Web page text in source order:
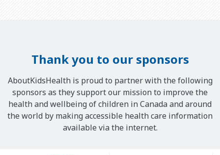
Thank you to our sponsors
AboutKidsHealth is proud to partner with the following
sponsors as they support our mission to improve the
health and wellbeing of children in Canada and around
the world by making accessible health care information
available via the internet.